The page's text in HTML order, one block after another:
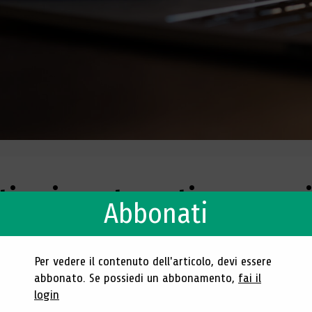
in automatico o
2023.
Abbonati
Per vedere il contenuto dell'articolo, devi essere
abbonato. Se possiedi un abbonamento, fai il
login